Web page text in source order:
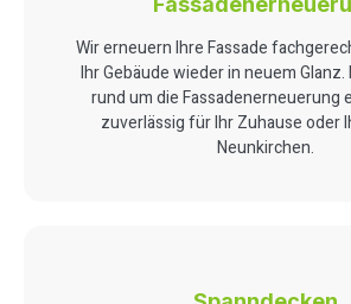
Wir erneuern Ihre Fassade
Ihr Gebäude wieder in neuem
rund um die Fassadenerneuerung
zuverlässig für Ihr Zuhause oder
Neunkirchen.